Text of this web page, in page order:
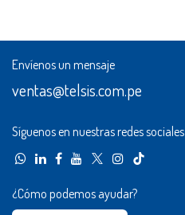
Envíenos un mensaje
ventas@telsis.com.pe
Síguenos en nuestras redes sociales
¿Cómo podemos ayudar?